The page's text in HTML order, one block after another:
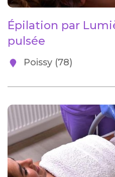
Épilation par
pulsée
Poissy (78)